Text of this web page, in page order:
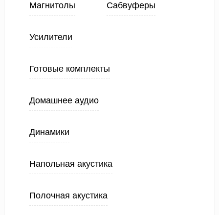
Магнитолы Сабвуферы
Усилители
Готовые комплекты
Домашнее аудио
Динамики
Напольная акустика
Полочная акустика